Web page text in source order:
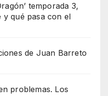
temporada 3,
y qué pasa con el
de Juan Barreto
problemas. Los